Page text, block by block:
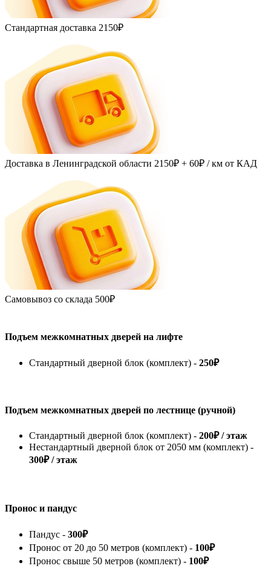
Стандартная доставка 2150₽
Доставка в Ленинградской области 2150₽ + 60₽ / км от КАД
Самовывоз со склада 500₽
Подъем межкомнатных дверей на лифте
Стандартный дверной блок (комплект) - 250₽
Подъем межкомнатных дверей по лестнице (ручной)
Стандартный дверной блок (комплект) - 200₽ / этаж
Нестандартный дверной блок от 2050 мм (комплект) -
300₽ / этаж
Пронос и пандус
Пандус - 300₽
Пронос от 20 до 50 метров (комплект) - 100₽
Пронос свыше 50 метров (комплект) - 100₽